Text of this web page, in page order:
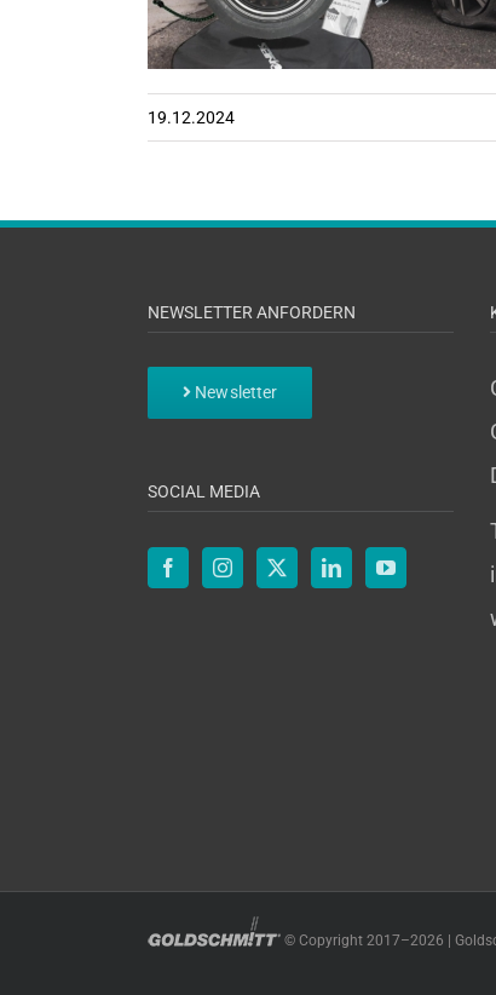
19.12.2024
NEWSLETTER ANFORDERN
Newsletter
SOCIAL MEDIA
© Copyright 2017–2026 |